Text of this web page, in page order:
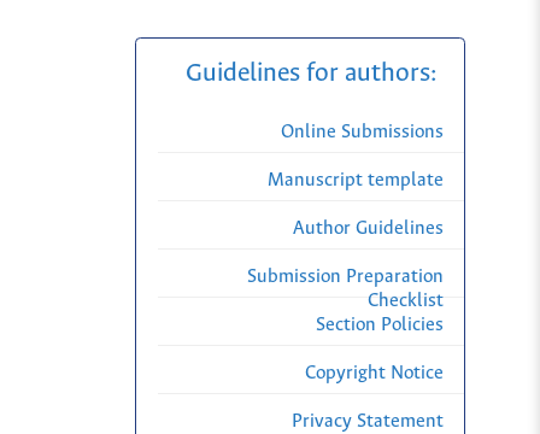
Guidelines for authors:
Online Submissions
Manuscript template
Author Guidelines
Submission Preparation
Checklist
Section Policies
Copyright Notice
Privacy Statement